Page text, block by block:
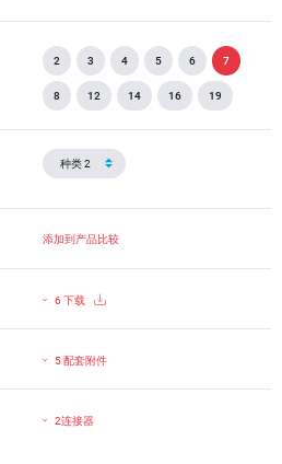
2 3 4 5 6 7
8 12 14 16 19
添加到产品比较
6 下载
5 配套附件
2连接器